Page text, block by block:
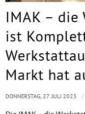
IMAK – die
ist
Markt hat
DONNERSTAG, 27. JULI 2023 /